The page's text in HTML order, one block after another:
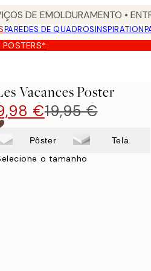
DE EMOLDURAMENTO •
PAREDES DE QUADROSINSPIRATION
Vacances Poster
€19,95 €
Pôster Tela
o tamanho